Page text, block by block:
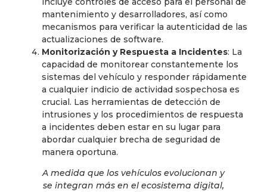
mantenimiento y desarrolladores, así como
mecanismos para verificar la autenticidad de las
actualizaciones de software.
Monitorización y Respuesta a Incidentes: La
capacidad de monitorear constantemente los
sistemas del vehículo y responder rápidamente
a cualquier indicio de actividad sospechosa es
crucial. Las herramientas de detección de
intrusiones y los procedimientos de respuesta
a incidentes deben estar en su lugar para
abordar cualquier brecha de seguridad de
manera oportuna.
A medida que los vehículos evolucionan y
se integran más en el ecosistema digital,